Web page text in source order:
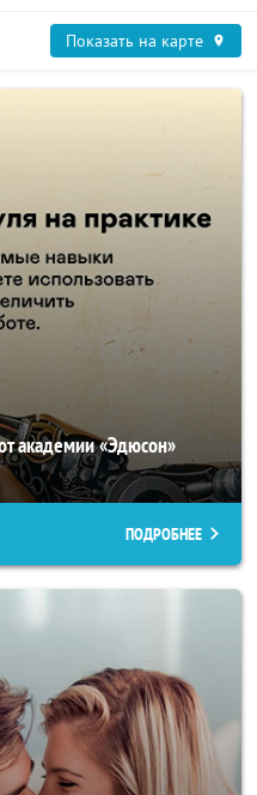
Показать на карте
академии «Эдюсон»
ПОДРОБНЕЕ